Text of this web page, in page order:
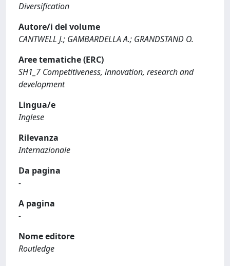
Diversification
Autore/i del volume
CANTWELL J.; GAMBARDELLA A.; GRANDSTAND O.
Aree tematiche (ERC)
SH1_7 Competitiveness, innovation, research and
development
Lingua/e
Inglese
Rilevanza
Internazionale
Da pagina
-
A pagina
-
Nome editore
Routledge